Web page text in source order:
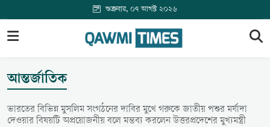
শুক্রবার, ০৭ আগস্ট ২০২৬
আন্তর্জাতিক
ভারতের বিভিন্ন মুসলিম সংগঠনের দাবির মুখে গরুকে জাতীয় পশুর মর্যাদা
দেওয়ার বিষয়টি অপ্রয়োজনীয় বলে মন্তব্য করলেন উত্তরপ্রদেশের মুখ্যমন্ত্রী